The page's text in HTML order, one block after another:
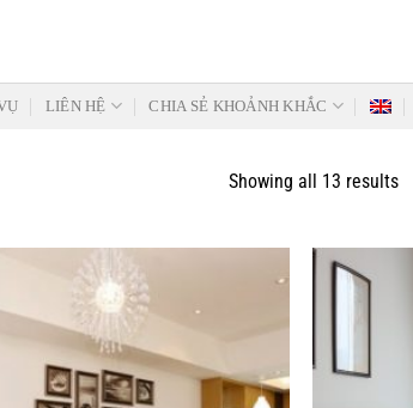
LIÊN HỆ CHIA SẺ KHOẢNH KHẮC
Showing all 13 results
Wishlist